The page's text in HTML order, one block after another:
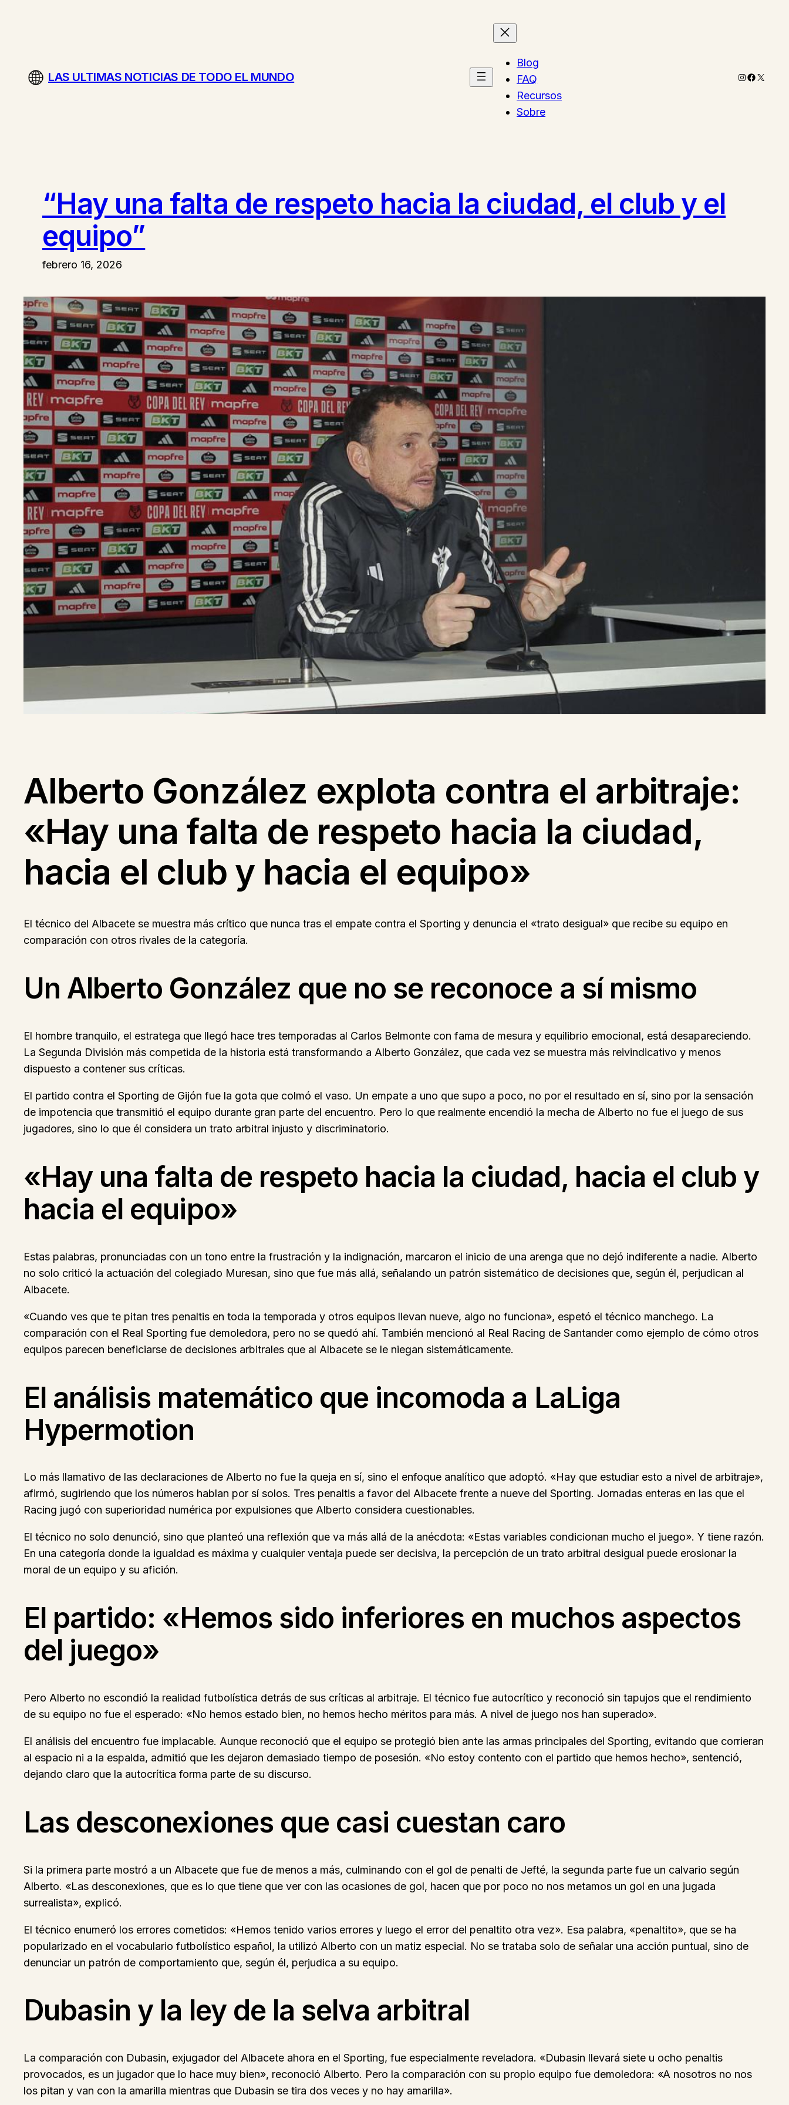
LAS ULTIMAS NOTICIAS DE TODO EL MUNDO
Blog
FAQ
Recursos
Sobre
Instagram
X
“Hay una falta de respeto hacia la ciudad, el club y el
equipo”
febrero 16, 2026
Alberto González explota contra el arbitraje:
«Hay una falta de respeto hacia la ciudad,
hacia el club y hacia el equipo»
El técnico del Albacete se muestra más crítico que nunca tras el empate contra el Sporting y denuncia el «trato desigual» que recibe su equipo en
comparación con otros rivales de la categoría.
Un Alberto González que no se reconoce a sí mismo
El hombre tranquilo, el estratega que llegó hace tres temporadas al Carlos Belmonte con fama de mesura y equilibrio emocional, está desapareciendo.
La Segunda División más competida de la historia está transformando a Alberto González, que cada vez se muestra más reivindicativo y menos
dispuesto a contener sus críticas.
El partido contra el Sporting de Gijón fue la gota que colmó el vaso. Un empate a uno que supo a poco, no por el resultado en sí, sino por la sensación
de impotencia que transmitió el equipo durante gran parte del encuentro. Pero lo que realmente encendió la mecha de Alberto no fue el juego de sus
jugadores, sino lo que él considera un trato arbitral injusto y discriminatorio.
«Hay una falta de respeto hacia la ciudad, hacia el club y
hacia el equipo»
Estas palabras, pronunciadas con un tono entre la frustración y la indignación, marcaron el inicio de una arenga que no dejó indiferente a nadie. Alberto
no solo criticó la actuación del colegiado Muresan, sino que fue más allá, señalando un patrón sistemático de decisiones que, según él, perjudican al
Albacete.
«Cuando ves que te pitan tres penaltis en toda la temporada y otros equipos llevan nueve, algo no funciona», espetó el técnico manchego. La
comparación con el Real Sporting fue demoledora, pero no se quedó ahí. También mencionó al Real Racing de Santander como ejemplo de cómo otros
equipos parecen beneficiarse de decisiones arbitrales que al Albacete se le niegan sistemáticamente.
El análisis matemático que incomoda a LaLiga
Hypermotion
Lo más llamativo de las declaraciones de Alberto no fue la queja en sí, sino el enfoque analítico que adoptó. «Hay que estudiar esto a nivel de arbitraje»,
afirmó, sugiriendo que los números hablan por sí solos. Tres penaltis a favor del Albacete frente a nueve del Sporting. Jornadas enteras en las que el
Racing jugó con superioridad numérica por expulsiones que Alberto considera cuestionables.
El técnico no solo denunció, sino que planteó una reflexión que va más allá de la anécdota: «Estas variables condicionan mucho el juego». Y tiene razón.
En una categoría donde la igualdad es máxima y cualquier ventaja puede ser decisiva, la percepción de un trato arbitral desigual puede erosionar la
moral de un equipo y su afición.
El partido: «Hemos sido inferiores en muchos aspectos
del juego»
Pero Alberto no escondió la realidad futbolística detrás de sus críticas al arbitraje. El técnico fue autocrítico y reconoció sin tapujos que el rendimiento
de su equipo no fue el esperado: «No hemos estado bien, no hemos hecho méritos para más. A nivel de juego nos han superado».
El análisis del encuentro fue implacable. Aunque reconoció que el equipo se protegió bien ante las armas principales del Sporting, evitando que corrieran
al espacio ni a la espalda, admitió que les dejaron demasiado tiempo de posesión. «No estoy contento con el partido que hemos hecho», sentenció,
dejando claro que la autocrítica forma parte de su discurso.
Las desconexiones que casi cuestan caro
Si la primera parte mostró a un Albacete que fue de menos a más, culminando con el gol de penalti de Jefté, la segunda parte fue un calvario según
Alberto. «Las desconexiones, que es lo que tiene que ver con las ocasiones de gol, hacen que por poco no nos metamos un gol en una jugada
surrealista», explicó.
El técnico enumeró los errores cometidos: «Hemos tenido varios errores y luego el error del penaltito otra vez». Esa palabra, «penaltito», que se ha
popularizado en el vocabulario futbolístico español, la utilizó Alberto con un matiz especial. No se trataba solo de señalar una acción puntual, sino de
denunciar un patrón de comportamiento que, según él, perjudica a su equipo.
Dubasin y la ley de la selva arbitral
La comparación con Dubasin, exjugador del Albacete ahora en el Sporting, fue especialmente reveladora. «Dubasin llevará siete u ocho penaltis
provocados, es un jugador que lo hace muy bien», reconoció Alberto. Pero la comparación con su propio equipo fue demoledora: «A nosotros no nos
los pitan y van con la amarilla mientras que Dubasin se tira dos veces y no hay amarilla».